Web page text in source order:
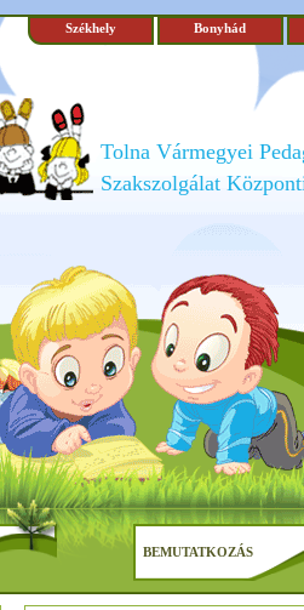
Székhely Bonyhád
Tolna Vármegyei
Szakszolgálat
BEMUTATKOZÁS